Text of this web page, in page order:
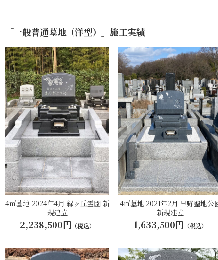
「一般普通墓地（洋型）」施工実績
4㎡墓地 2024年4月 緑ヶ丘霊園 新
規建立
2,238,500円 （税込）
4㎡墓地 2021年2月 早野聖地公
新規建立
1,633,500円 （税込）